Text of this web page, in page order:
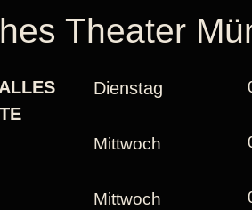
Theater
Dienstag
Mittwoch
Mittwoch